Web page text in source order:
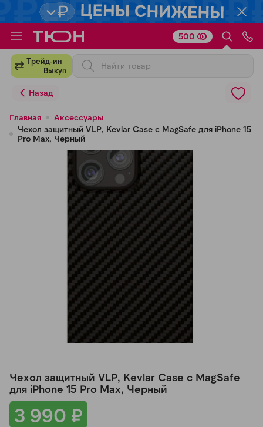
Трейд-ин
Выкуп
500
Назад
Главная
Аксессуары
Чехол защитный VLP, Kevlar Case с MagSafe для iPhone 15
Pro Max, Черный
3 990 ₽
Чехол защитный VLP, Kevlar Case с MagSafe
для iPhone 15 Pro Max, Черный
Для клиентов всех банков
Разбейте
оплатуна части
без переплат
График платежей
Добавляйте товары
в корзину
Оплачивайте сегодня только
Получайте товар
выбранный способом